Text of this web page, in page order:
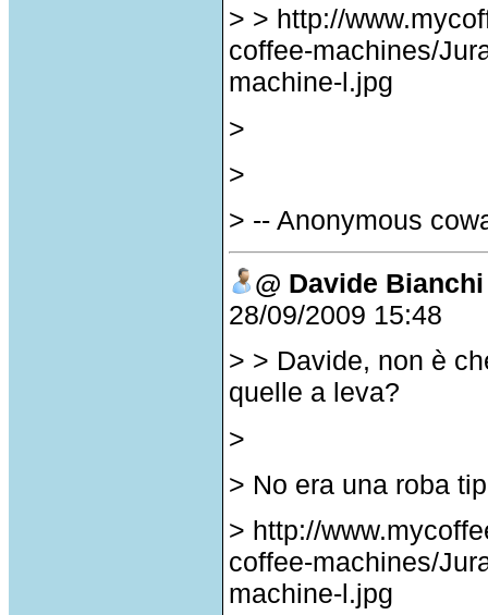
> > http://
coffee-machines/
machine-l.jpg
>
>
> -- Anonymous
@ Davide Bianchi
28/09/2009 15:48
> > Davide, non è
quelle a leva?
>
> No era una roba
> http://
coffee-machines/
machine-l.jpg